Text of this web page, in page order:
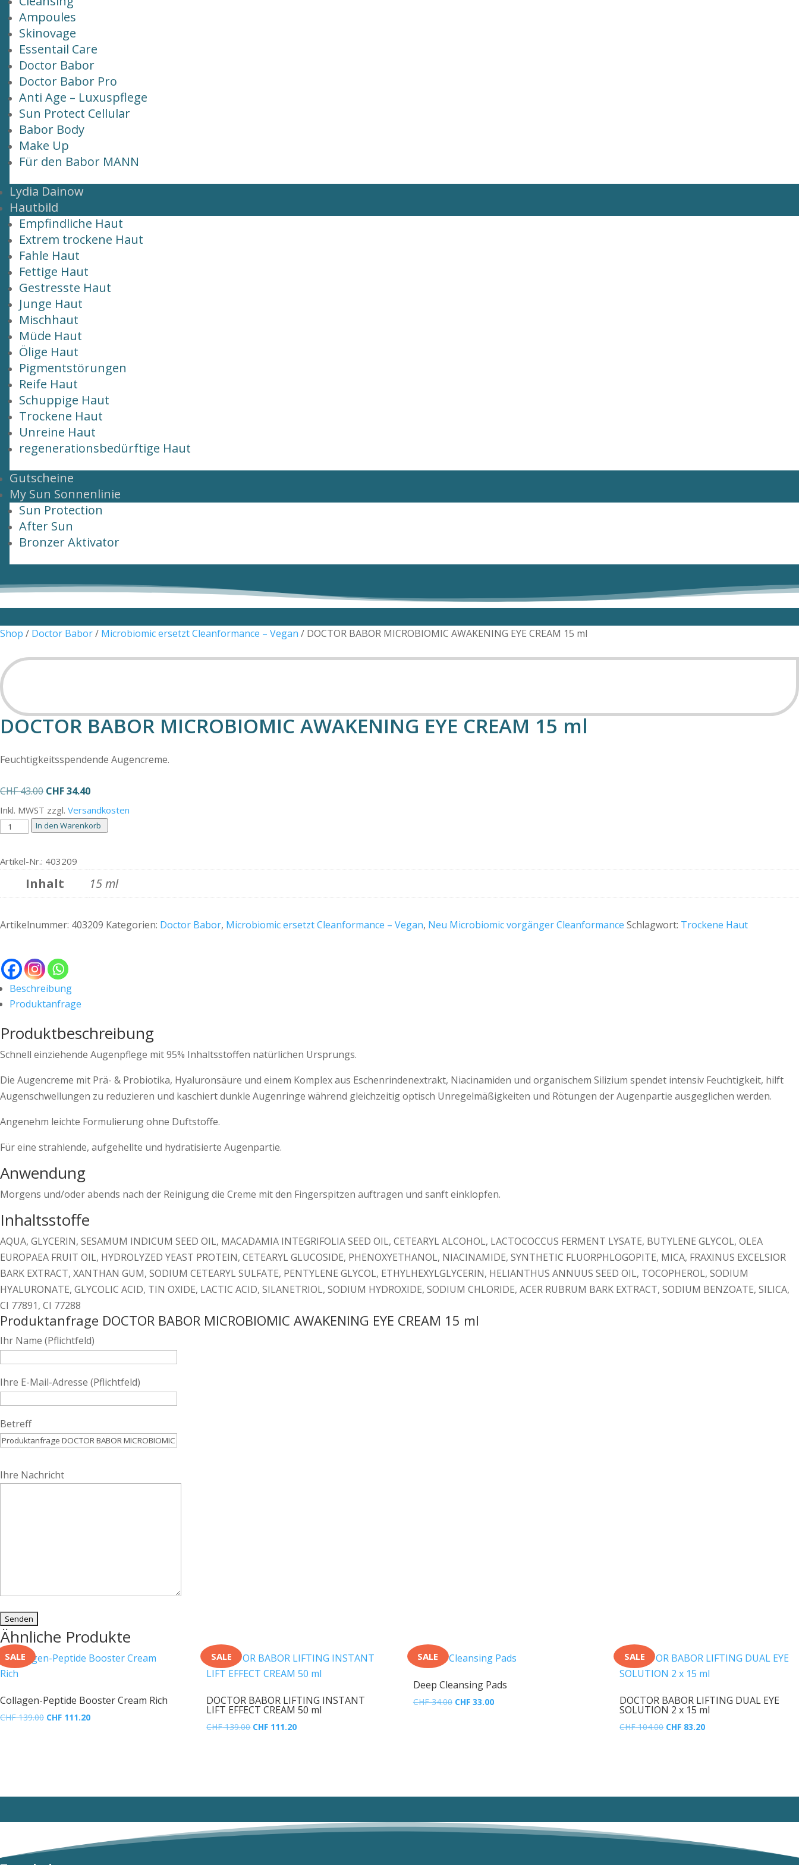
Ampoules
Skinovage
Essentail Care
Doctor Babor
Doctor Babor Pro
Anti Age – Luxuspflege
Sun Protect Cellular
Babor Body
Make Up
Für den Babor MANN
Lydia Dainow
Hautbild
Empfindliche Haut
Extrem trockene Haut
Fahle Haut
Fettige Haut
Gestresste Haut
Junge Haut
Mischhaut
Müde Haut
Ölige Haut
Pigmentstörungen
Reife Haut
Schuppige Haut
Trockene Haut
Unreine Haut
regenerationsbedürftige Haut
Gutscheine
My Sun Sonnenlinie
Sun Protection
After Sun
Bronzer Aktivator
Shop / Doctor Babor/ Microbiomic ersetzt Cleanformance – Vegan / DOCTOR BABOR MICROBIOMIC AWAKENING EYE CREAM 15 ml
DOCTOR BABOR MICROBIOMIC AWAKENING EYE CREAM 15 ml
Feuchtigkeitsspendende Augencreme.
CHF43.00 Ursprünglicher
Preis
war:
CHF34.40Aktueller
Preis
ist:
Inkl. MWST zzgl. Versandkosten
DOCTOR
MICROBIOMIC
AWAKENING
15
In den Warenkorb
Artikel-Nr.: 403209
Inhalt 15 ml
Artikelnummer: 403209 Kategorien: Doctor Babor, Microbiomic ersetzt Cleanformance – Vegan, Neu Microbiomic vorgänger Cleanformance Schlagwort: Trockene Haut
Beschreibung
Produktanfrage
Produktbeschreibung
Schnell einziehende Augenpflege mit 95% Inhaltsstoffen natürlichen Ursprungs.
Die Augencreme mit Prä- & Probiotika, Hyaluronsäure und einem Komplex aus Eschenrindenextrakt, Niacinamiden und organischem Silizium spendet intensiv Feuchtigkeit, hilft
Augenschwellungen zu reduzieren und kaschiert dunkle Augenringe während gleichzeitig optisch Unregelmäßigkeiten und Rötungen der Augenpartie ausgeglichen werden.
Angenehm leichte Formulierung ohne Duftstoffe.
Für eine strahlende, aufgehellte und hydratisierte Augenpartie.
Anwendung
Morgens und/oder abends nach der Reinigung die Creme mit den Fingerspitzen auftragen und sanft einklopfen.
Inhaltsstoffe
AQUA, GLYCERIN, SESAMUM INDICUM SEED OIL, MACADAMIA INTEGRIFOLIA SEED OIL, CETEARYL ALCOHOL, LACTOCOCCUS FERMENT LYSATE, BUTYLENE GLYCOL, OLEA
EUROPAEA FRUIT OIL, HYDROLYZED YEAST PROTEIN, CETEARYL GLUCOSIDE, PHENOXYETHANOL, NIACINAMIDE, SYNTHETIC FLUORPHLOGOPITE, MICA, FRAXINUS EXCELSIOR
BARK EXTRACT, XANTHAN GUM, SODIUM CETEARYL SULFATE, PENTYLENE GLYCOL, ETHYLHEXYLGLYCERIN, HELIANTHUS ANNUUS SEED OIL, TOCOPHEROL, SODIUM
HYALURONATE, GLYCOLIC ACID, TIN OXIDE, LACTIC ACID, SILANETRIOL, SODIUM HYDROXIDE, SODIUM CHLORIDE, ACER RUBRUM BARK EXTRACT, SODIUM BENZOATE, SILICA,
CI 77891, CI 77288
Produktanfrage DOCTOR BABOR MICROBIOMIC AWAKENING EYE CREAM 15 ml
Ihr Name (Pflichtfeld)
Ihre E-Mail-Adresse (Pflichtfeld)
Betreff
Ihre Nachricht
Ähnliche Produkte
SALE
Collagen-Peptide Booster Cream Rich
CHF139.00 Ursprünglicher
CHF 111.20Aktueller
SALE
DOCTOR BABOR LIFTING INSTANT
LIFT EFFECT CREAM 50 ml
CHF139.00 Ursprünglicher
CHF 111.20Aktueller
SALE
Deep Cleansing Pads
CHF34.00 Ursprünglicher
CHF33.00Aktueller
SALE
DOCTOR BABOR LIFTING DUAL EYE
SOLUTION 2 x 15 ml
CHF104.00 Ursprünglicher
CHF 83.20Aktueller